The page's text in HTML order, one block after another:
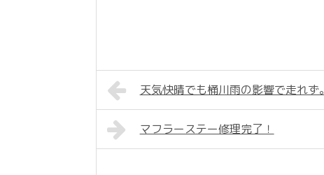
天気快晴でも桶川雨の影響で走れず。
マフラーステー修理完了！